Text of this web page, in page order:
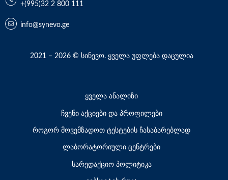
+(995)32 2 800 111
info@synevo.ge
2021 – 2026 © სინევო. ყველა უფლება დაცულია
ყველა ანალიზი
ჩვენი აქციები და პროფილები
როგორ მოვემზადოთ ტესტების ჩასაბარებლად
ლაბორატორიული ცენტრები
სარედაქციო პოლიტიკა